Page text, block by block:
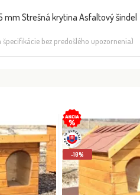
mm Strešná krytina Asfaltový šindel
bez predošlého upozornenia)
-10%